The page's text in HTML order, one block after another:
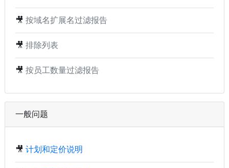
🎥 按域名扩展名过滤报告
🎥 排除列表
🎥 按员工数量过滤报告
一般问题
🎥 计划和定价说明